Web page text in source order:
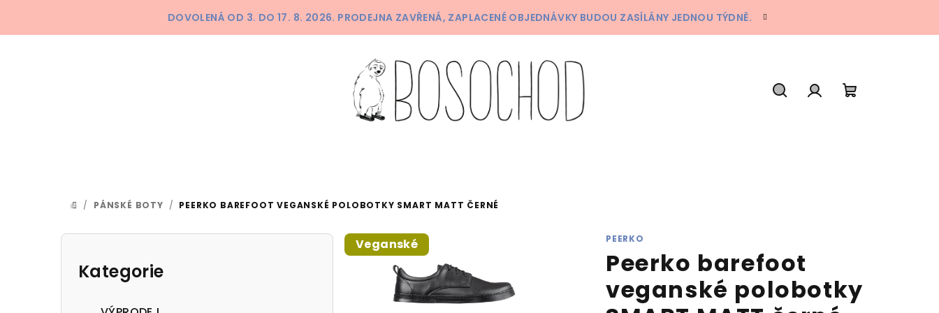
DOVOLENÁ OD 3. DO 17. 8. 2026. PRODEJNA ZAVŘENÁ, ZAPLACENÉ OBJEDNÁVKY BUDOU ZASÍLÁNY JEDNOU TÝDNĚ.
DOMŮ
/ PÁNSKÉ BOTY / PEERKO BAREFOOT VEGANSKÉ POLOBOTKY SMART MATT ČERNÉ
P
Přeskočit
kategorie
Kategorie
PEERKO
Peerko barefoot
veganské polobotky
Veganské